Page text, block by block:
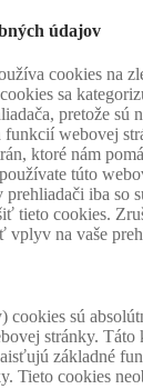
údajov
cookies na
sa
pretože sú
webovej
ktoré nám
túto
prehliadači iba so
tieto cookies.
vplyv na vaše
cookies sú
stránky. Táto
základné
Tieto cookies